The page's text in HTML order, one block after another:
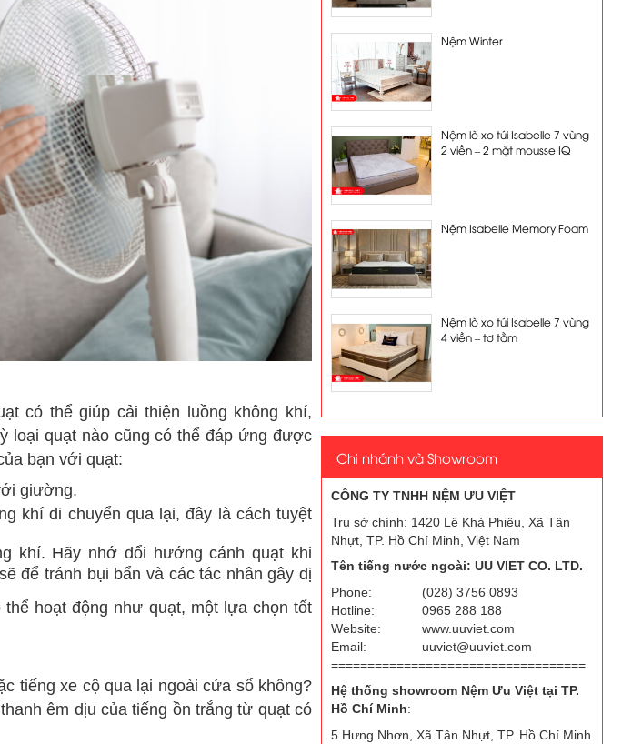
có thể giúp cải thiện luồng không khí,
loại quạt nào cũng có thể đáp ứng được
bạn với quạt:
giường.
khí di chuyển qua lại, đây là cách tuyệt
khí. Hãy nhớ đổi hướng cánh quạt khi
để tránh bụi bẩn và các tác nhân gây dị
hoạt động như quạt, một lựa chọn tốt
tiếng xe cộ qua lại ngoài cửa sổ không?
êm dịu của tiếng ồn trắng từ quạt có
Nệm Winter
Nệm lò xo túi Isabelle 7 vùng
2 viền – 2 mặt mousse IQ
Nệm Isabelle Memory Foam
Nệm lò xo túi Isabelle 7 vùng
4 viền – tơ tằm
Chi nhánh và Showroom
CÔNG TY TNHH NỆM ƯU VIỆT
Trụ sở chính: 1420 Lê Khả Phiêu, Xã Tân
Nhựt, TP. Hồ Chí Minh, Việt Nam
Tên tiếng nước ngoài: UU VIET CO. LTD.
Phone:
(028) 3756 0893
Hotline:
0965 288 188
Website:
www.uuviet.com
Email:
uuviet@uuviet.com
===================================
Hệ thống showroom Nệm Ưu Việt tại TP.
Hồ Chí Minh:
5 Hưng Nhơn, Xã Tân Nhựt, TP. Hồ Chí Minh